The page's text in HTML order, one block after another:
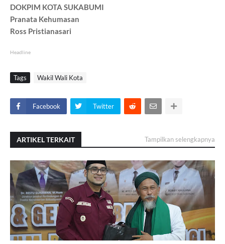
DOKPIM KOTA SUKABUMI
Pranata Kehumasan
Ross Pristianasari
Headline
Tags Wakil Wali Kota
Facebook Twitter
ARTIKEL TERKAIT Tampilkan selengkapnya